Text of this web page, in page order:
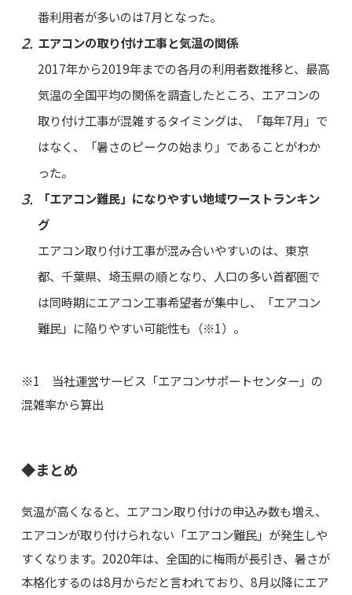
番利用者が多いのは7月となった。
エアコンの取り付け工事と気温の関係
2017年から2019年までの各月の利用者数推移と、最高
気温の全国平均の関係を調査したところ、エアコンの
取り付け工事が混雑するタイミングは、「毎年7月」で
はなく、「暑さのピークの始まり」であることがわか
った。
「エアコン難民」になりやすい地域ワーストランキン
グ
エアコン取り付け工事が混み合いやすいのは、東京
都、千葉県、埼玉県の順となり、人口の多い首都圏で
は同時期にエアコン工事希望者が集中し、「エアコン
難民」に陥りやすい可能性も（※1）。
※1 当社運営サービス「エアコンサポートセンター」の
混雑率から算出
◆まとめ
気温が高くなると、エアコン取り付けの申込み数も増え、
エアコンが取り付けられない「エアコン難民」が発生しや
すくなります。2020年は、全国的に梅雨が長引き、暑さが
本格化するのは8月からだと言われており、8月以降にエア